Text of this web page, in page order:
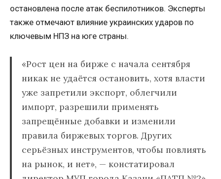
остановлена после атак беспилотников. Эксперты
также отмечают влияние украинских ударов по
ключевым НПЗ на юге страны.
«Рост цен на бирже с начала сентября
никак не удаётся остановить, хотя власти
уже запретили экспорт, облегчили
импорт, разрешили применять
запрещённые добавки и изменили
правила биржевых торгов. Других
серьёзных инструментов, чтобы повлиять
на рынок, и нет», — констатировал